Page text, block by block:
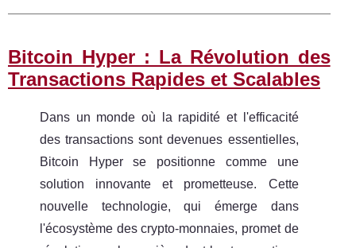
Bitcoin Hyper : La Révolution des
Transactions Rapides et Scalables
Dans un monde où la rapidité et l'efficacité
des transactions sont devenues essentielles,
Bitcoin Hyper se positionne comme une
solution innovante et prometteuse. Cette
nouvelle technologie, qui émerge dans
l'écosystème des crypto-monnaies, promet de